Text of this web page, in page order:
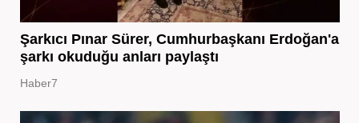
Şarkıcı Pınar Sürer, Cumhurbaşkanı Erdoğan'a
şarkı okuduğu anları paylaştı
Haber7